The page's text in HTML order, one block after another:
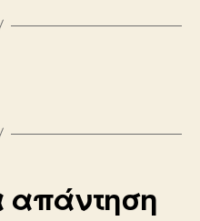
απάντηση